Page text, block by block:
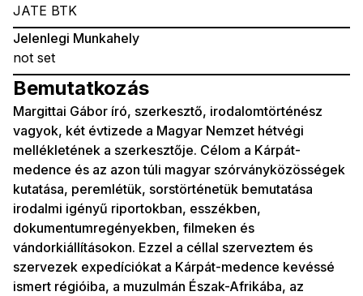
Bemutatkozás
Margittai Gábor író, szerkesztő, irodalomtörténész
vagyok, két évtizede a Magyar Nemzet hétvégi
mellékletének a szerkesztője. Célom a Kárpát-
medence és az azon túli magyar szórványközösségek
kutatása, peremlétük, sorstörténetük bemutatása
irodalmi igényű riportokban, esszékben,
dokumentumregényekben, filmeken és
vándorkiállításokon. Ezzel a céllal szerveztem és
szervezek expedíciókat a Kárpát-medence kevéssé
ismert régióiba, a muzulmán Észak-Afrikába, az
JATE BTK
Jelenlegi Munkahely
not set